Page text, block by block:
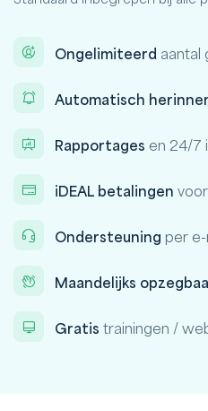
Ongelimiteerd aantal
Automatisch
Rapportages en 24/7
iDEAL betalingen
Ondersteuning per
Maandelijks
Gratis trainingen /